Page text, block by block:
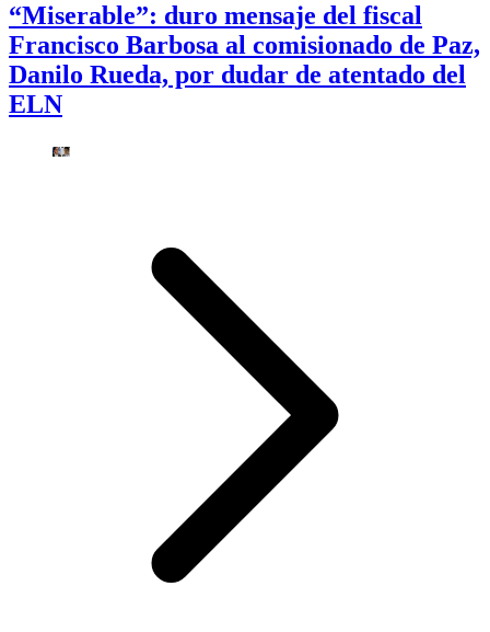
“Miserable”: duro mensaje del fiscal
Francisco Barbosa al comisionado de Paz,
Danilo Rueda, por dudar de atentado del
ELN